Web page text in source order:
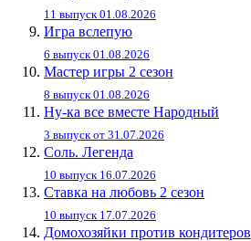
11 выпуск 01.08.2026
Игра вслепую
6 выпуск 01.08.2026
Мастер игры 2 сезон
8 выпуск 01.08.2026
Ну-ка все вместе Народный
3 выпуск от 31.07.2026
Соль. Легенда
10 выпуск 16.07.2026
Ставка на любовь 2 сезон
10 выпуск 17.07.2026
Домохозяйки против кондитеров